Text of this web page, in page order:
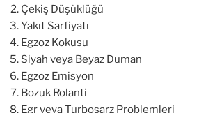
Çekiş Düşüklüğü
Yakıt Sarfiyatı
Egzoz Kokusu
Siyah veya Beyaz Duman
Egzoz Emisyon
Bozuk Rolanti
Egr veya Turboşarz Problemleri